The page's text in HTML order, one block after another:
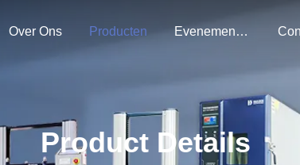
Over Ons Producten Evenementen
Product Details